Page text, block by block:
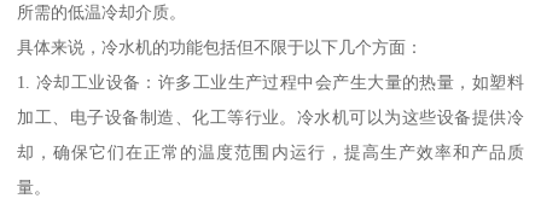
所需的低温冷却介质。
具体来说，冷水机的功能包括但不限于以下几个方面：
1. 冷却工业设备：许多工业生产过程中会产生大量的热量，如塑料
加工、电子设备制造、化工等行业。冷水机可以为这些设备提供冷
却，确保它们在正常的温度范围内运行，提高生产效率和产品质
量。